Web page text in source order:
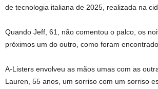
de tecnologia italiana de 2025, realizada na
Quando Jeff, 61, não comentou o palco, os
próximos um do outro, como foram
A-Listers envolveu as mãos umas com as
Lauren, 55 anos, um sorriso com um sorriso